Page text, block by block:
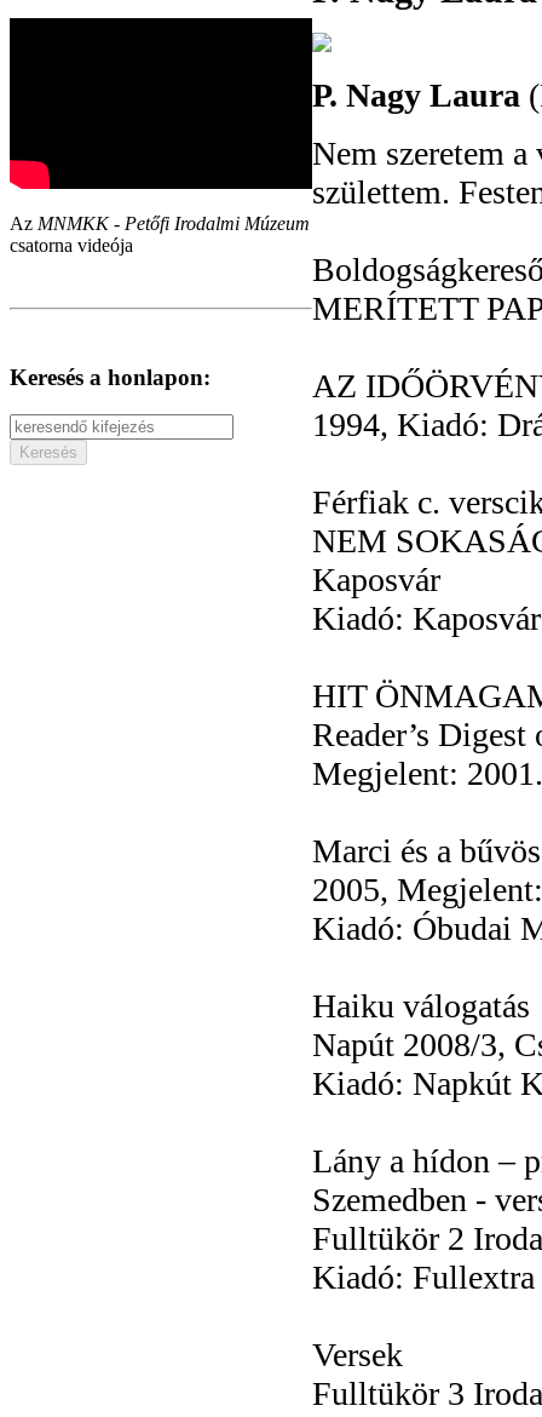
Az MNMKK - Petőfi Irodalmi Múzeum
csatorna videója
Keresés a honlapon:
P. Nagy Laura
Nem szeretem
születtem.
MERÍTETT
AZ
1994, Kiadó:
Férfiak c.
NEM
Kaposvár
Kiadó:
HIT
Reader’s Digest
Megjelent:
Marci és a
2005,
Kiadó: Óbudai
Haiku válogatás
Napút 2008/3,
Kiadó: Napkút
Lány a hídon –
Szemedben -
Fulltükör 2
Kiadó:
Versek
Fulltükör 3